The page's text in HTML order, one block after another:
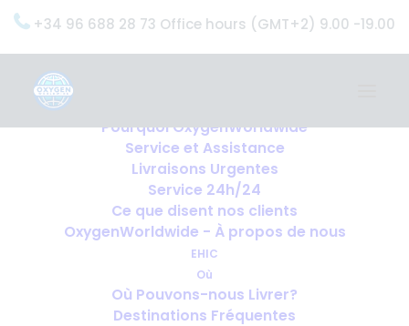
+34 96 688 28 73 Office hours (GMT+2) 9.00 -19.00
OxygenWorldwide (Ce que nous faisons)
Pourquoi OxygenWorldwide
Service et Assistance
Livraisons Urgentes
Service 24h/24
Ce que disent nos clients
OxygenWorldwide - À propos de nous
EHIC
Où
Où Pouvons-nous Livrer?
Destinations Fréquentes